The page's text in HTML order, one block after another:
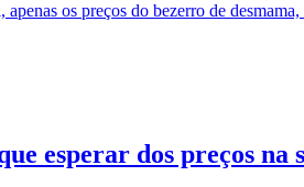
apenas os preços do bezerro de
esperar dos preços na